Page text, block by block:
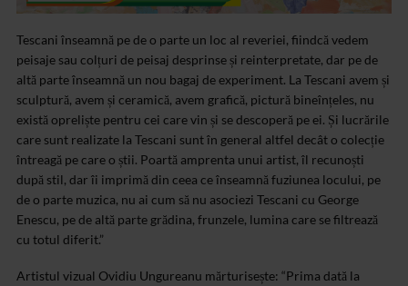
Tescani înseamnă pe de o parte un loc al reveriei, fiindcă vedem
peisaje sau colțuri de peisaj desprinse și reinterpretate, dar pe de
altă parte înseamnă un nou bagaj de experiment. La Tescani avem și
sculptură, avem și ceramică, avem grafică, pictură bineînțeles, nu
există opreliște pentru cei care vin și se descoperă pe ei. Și lucrările
care sunt realizate la Tescani sunt în general altfel decât o colecție
întreagă pe care o știi. Poartă amprenta unui artist, îl recunoști
după stil, dar îi imprimă din ceea ce înseamnă fuziunea locului, pe
de o parte muzica, nu ai cum să nu asociezi Tescani cu George
Enescu, pe de altă parte grădina, frunzele, lumina care se filtrează
cu totul diferit.”
Artistul vizual Ovidiu Ungureanu mărturisește: “Prima dată la